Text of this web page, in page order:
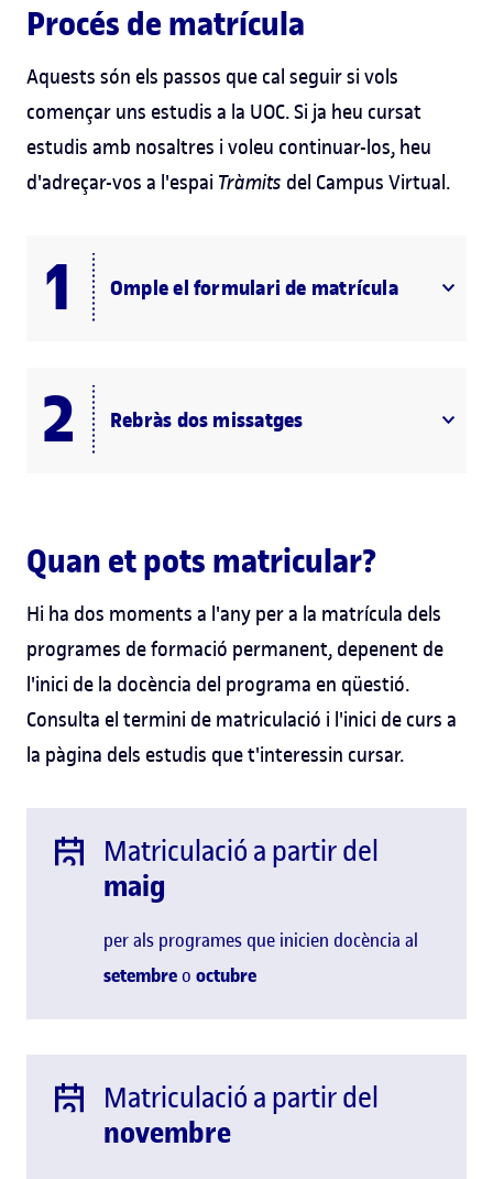
Procés de matrícula
Aquests són els passos que cal seguir si vols
començar uns estudis a la UOC. Si ja heu cursat
estudis amb nosaltres i voleu continuar-los, heu
d'adreçar-vos a l'espai Tràmits del Campus Virtual.
Omple el formulari de matrícula
Rebràs dos missatges
Quan et pots matricular?
Hi ha dos moments a l'any per a la matrícula dels
programes de formació permanent, depenent de
l'inici de la docència del programa en qüestió.
Consulta el termini de matriculació i l'inici de curs a
la pàgina dels estudis que t'interessin cursar.
Matriculació a partir del
maig
per als programes que inicien docència al
setembreo octubre
Matriculació a partir del
novembre